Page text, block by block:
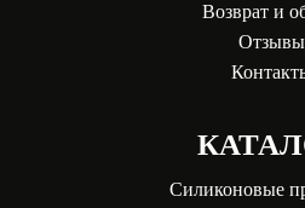
Возврат и
Отзывы
Силиконовые